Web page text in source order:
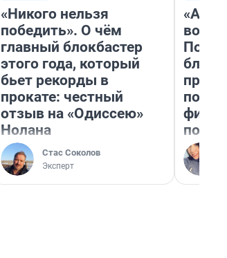
«Никого нельзя
победить». О чём
главный блокбастер
этого года, который
бьет рекорды в
прокате: честный
отзыв на «Одиссею»
Нолана
Стас Соколов
Эксперт
вот